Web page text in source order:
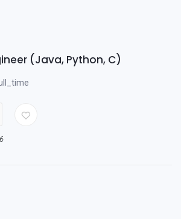
(Java, Python, C)